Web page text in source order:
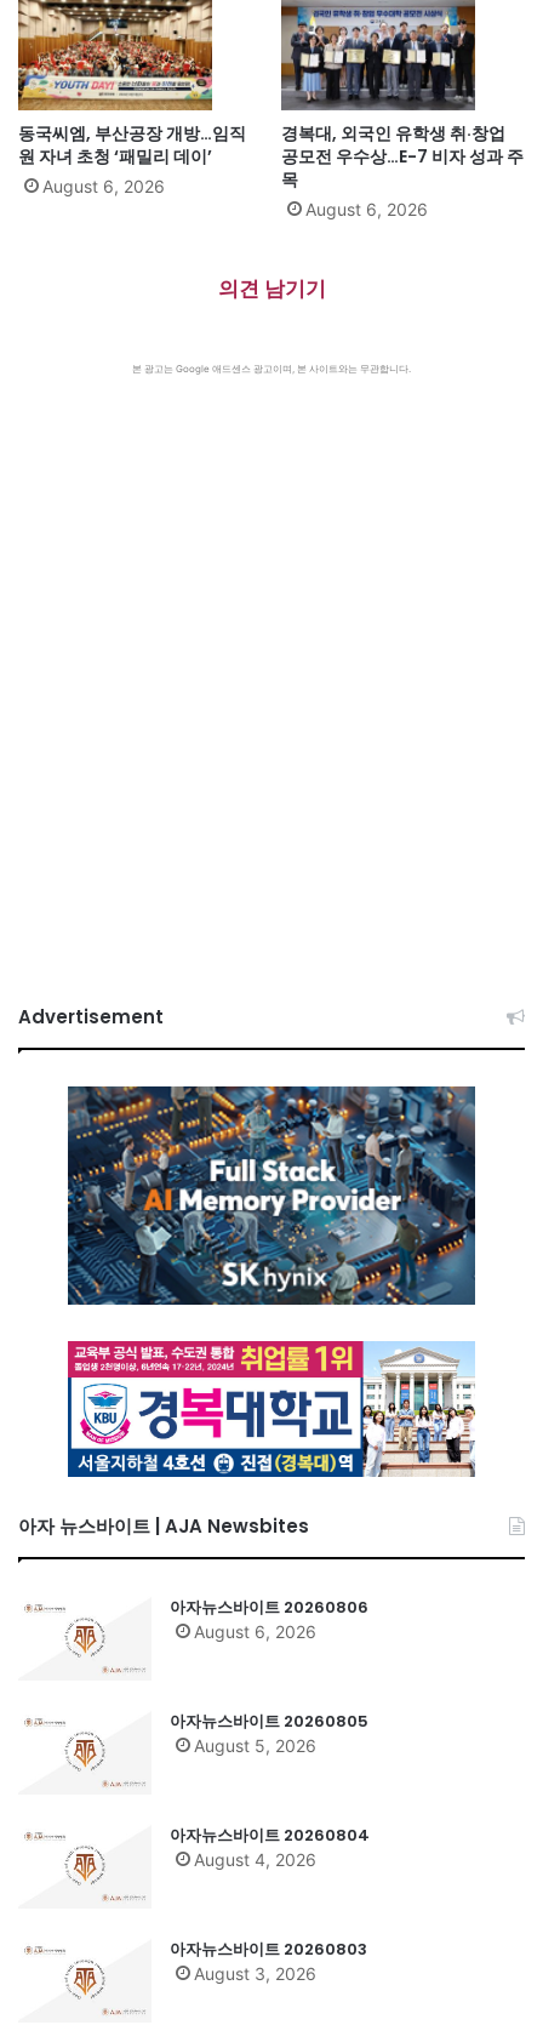
동국씨엠, 부산공장 개방…임직
원 자녀 초청 ‘패밀리 데이’
August 6, 2026
경복대, 외국인 유학생 취·창업
공모전 우수상…E-7 비자 성과 주
목
August 6, 2026
의견 남기기
본 광고는 Google 애드센스 광고이며, 본 사이트와는 무관합니다.
Advertisement
아자 뉴스바이트 | AJA Newsbites
아자뉴스바이트 20260806
August 6, 2026
아자뉴스바이트 20260805
August 5, 2026
아자뉴스바이트 20260804
August 4, 2026
아자뉴스바이트 20260803
August 3, 2026